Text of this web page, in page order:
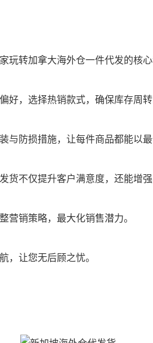
转加拿大海外仓一件代发的核心
，选择热销款式，确保库存周转
防损措施，让每件商品都能以最
不仅提升客户满意度，还能增强
销策略，最大化销售潜力。
，让您无后顾之忧。